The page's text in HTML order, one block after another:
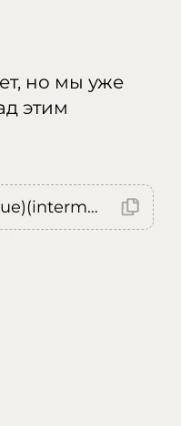
но мы уже
этим
Error: (intermediate value)(intermediate value)(intermediate value).replaceAll is not a function